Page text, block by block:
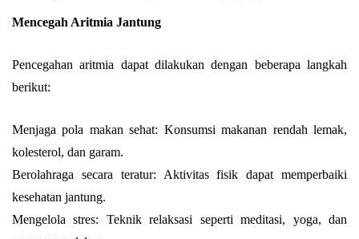
Mencegah Aritmia Jantung
Pencegahan aritmia dapat dilakukan dengan beberapa langkah
berikut:
Menjaga pola makan sehat: Konsumsi makanan rendah lemak,
kolesterol, dan garam.
Berolahraga secara teratur: Aktivitas fisik dapat memperbaiki
kesehatan jantung.
Mengelola stres: Teknik relaksasi seperti meditasi, yoga, dan